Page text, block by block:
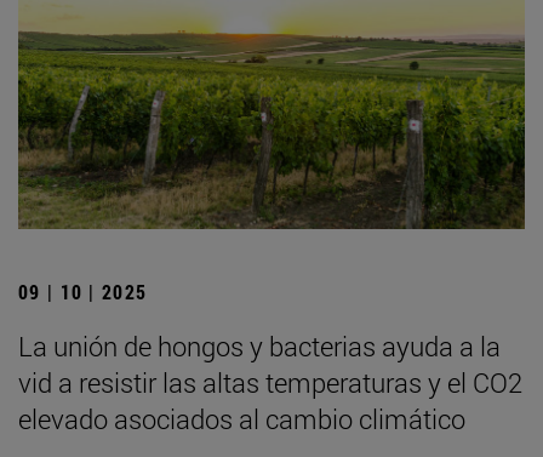
09 | 10 | 2025
La unión de hongos y bacterias ayuda a la
vid a resistir las altas temperaturas y el CO2
elevado asociados al cambio climático